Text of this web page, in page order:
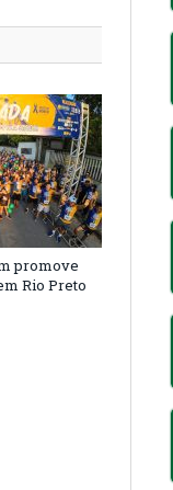
promove
Rio Preto